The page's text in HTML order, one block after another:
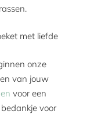
met liefde
onze
van jouw
voor een
voor